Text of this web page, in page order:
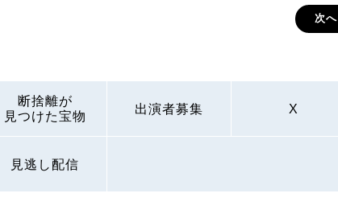
次へ
断捨離が
見つけた宝物
出演者募集 X
見逃し配信